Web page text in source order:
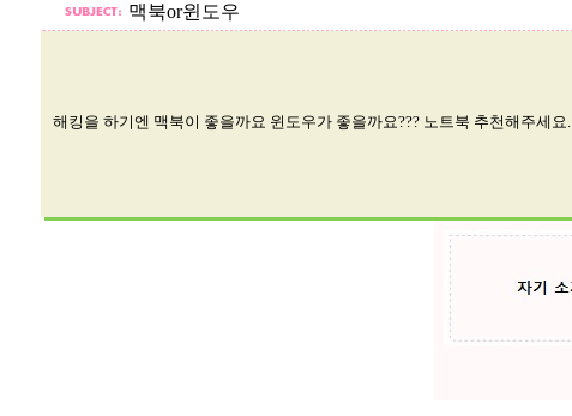
맥북or윈도우
해킹을 하기엔 맥북이 좋을까요 윈도우가 좋을까요??? 노트북 추천해주세요.